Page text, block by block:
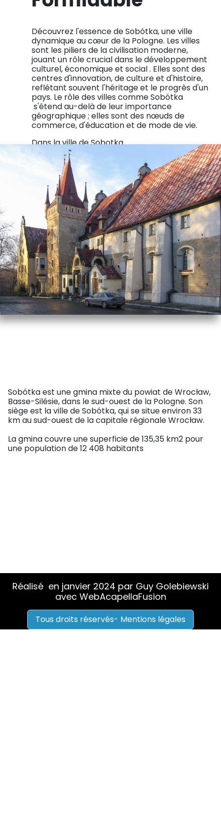
Découvrez l'essence de Sobótka, une ville
dynamique au cœur de la Pologne. Les villes
sont les piliers de la civilisation moderne,
jouant un rôle crucial dans le développement
culturel, économique et social . Elles sont des
centres d'innovation, de culture et d'histoire,
reflétant souvent l'héritage et le progrès d'un
pays. Le rôle des villes comme Sobótka
s'étend au-delà de leur importance
géographique ; elles sont des nœuds de
commerce, d'éducation et de mode de vie.
Dans la ville de Sobotka
Au pied du Massif Ślęży se trouve Sobótka, le
centre administratif, culturel et touristique de
la région. La ville située à une altitude de 160 à
220 m au-dessus du niveau de la mer, à une
distance de 30 km de Wroclaw, est l'une des
plus anciennes agglomérations du marché de
Pologne. L'histoire de la ville a toujours été
associée à l'extraordinaire montagne d'Ślężą,
anciennement Sobótka. Les monuments et
attractions les plus intéressants de Sobótka
sont situés à proximité de la place centrale de
la ville, la place du marché.
Sobótka est une gmina mixte du powiat de Wrocław,
Basse-Silésie, dans le sud-ouest de la Pologne. Son
siège est la ville de Sobótka, qui se situe environ 33
km au sud-ouest de la capitale régionale Wrocław.
La gmina couvre une superficie de 135,35 km2 pour
une population de 12 408 habitants
Réalisé en janvier 2024 par Guy Golebiewski
avec WebAcapellaFusion
Tous droits réservés- Mentions légales